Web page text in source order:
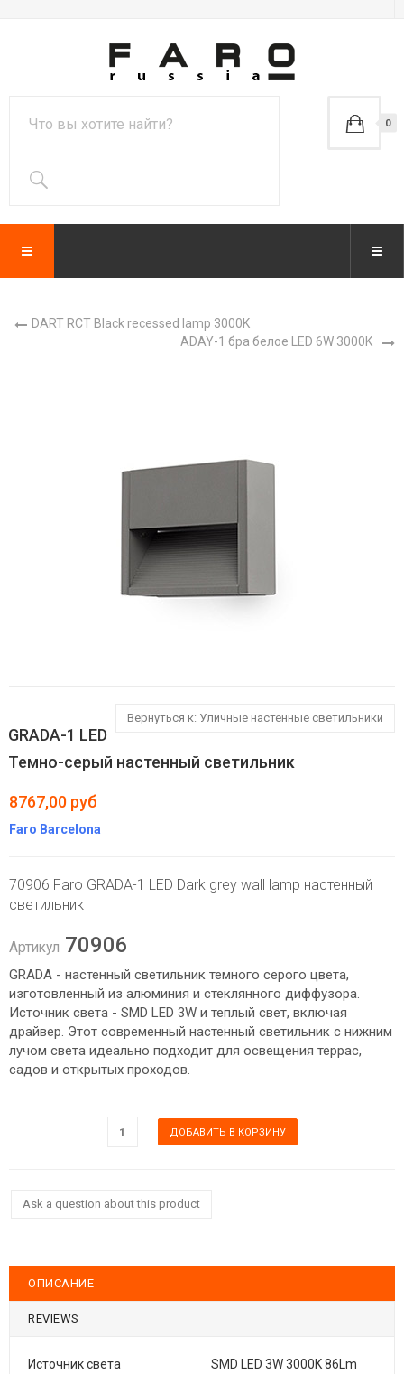
0
DART RCT Black recessed lamp 3000K
ADAY-1 бра белое LED 6W 3000K
Вернуться к: Уличные настенные светильники
GRADA-1 LED
Темно-серый настенный светильник
8767,00 руб
Faro Barcelona
70906 Faro GRADA-1 LED Dark grey wall lamp настенный
светильник
Артикул 70906
GRADA - настенный светильник темного серого цвета,
изготовленный из алюминия и стеклянного диффузора.
Источник света - SMD LED 3W и теплый свет, включая
драйвер. Этот современный настенный светильник с нижним
лучом света идеально подходит для освещения террас,
садов и открытых проходов.
Ask a question about this product
ОПИСАНИЕ
REVIEWS
Источник света
SMD LED 3W 3000K 86Lm